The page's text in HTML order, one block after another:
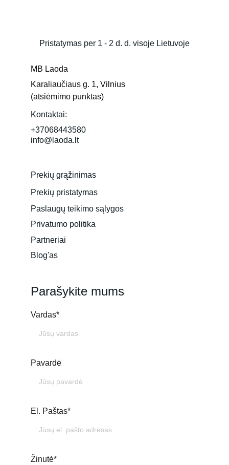
Parašykite mums
Vardas*
Pavardė
El. Paštas*
Žinutė*
MB Laoda
Karaliaučiaus g. 1, Vilnius
(atsiėmimo punktas)
Kontaktai:
+37068443580
info@laoda.lt
Paslaugų teikimo sąlygos
Prekių grąžinimas
Prekių pristatymas
Privatumo politika
Pristatymas per 1 - 2 d. d. visoje Lietuvoje
Partneriai
Blog'as